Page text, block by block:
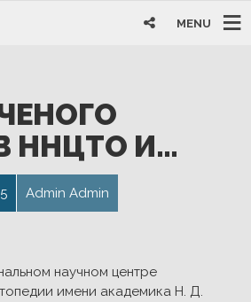
MENU
ННЦТО И…
Admin Admin
научном центре
имени академика Н. Д.